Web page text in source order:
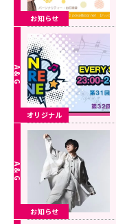
お知らせ
オリジナル
お知らせ